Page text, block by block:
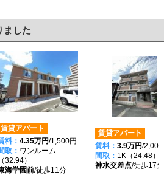
ました
賃貸アパート
料： 4.35万円/1,500円
取： ワンルーム
（32.94）
海学園前/徒歩11分
賃貸アパート
賃料： 3.9万円/2,000
間取： 1K（24.48）
神水交差点/徒歩17分